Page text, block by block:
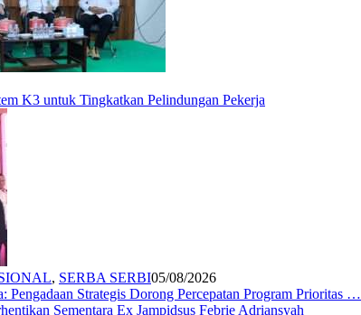
K3 untuk Tingkatkan Pelindungan Pekerja
, SERBA SERBI05/08/2026
Pengadaan Strategis Dorong Percepatan Program Prioritas …